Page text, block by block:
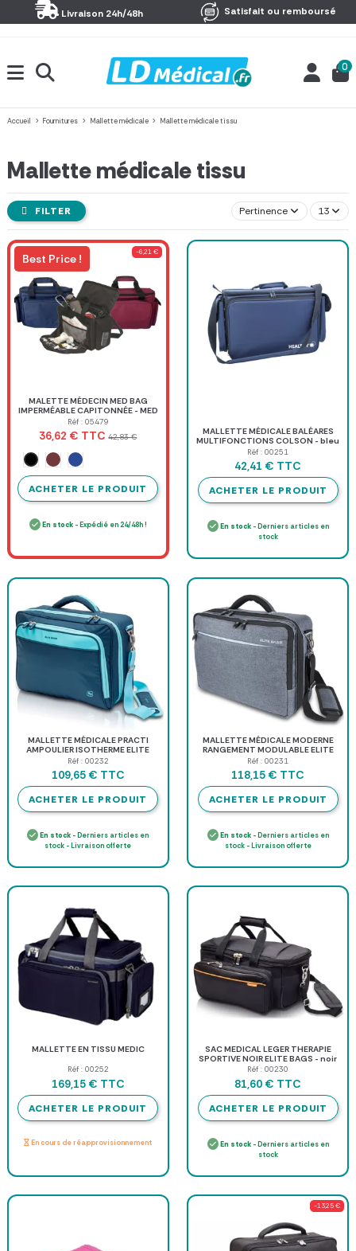
Livraison 24h/48h Satisfait ou remboursé
0
Accueil Fournitures Mallette médicale Mallette médicale tissu
Mallette médicale tissu
FILTER Pertinence 13
MALLETTE MÉDICALE BALÉARES
MULTIFONCTIONS COLSON - bleu
Réf : 00251
42,41 € TTC
ACHETER LE PRODUIT
En stock- Derniers articles en
stock
MALLETTE MÉDICALE PRACTI
AMPOULIER ISOTHERME ELITE
BAGS - bleu
Réf : 00232
109,65 € TTC
ACHETER LE PRODUIT
En stock - Derniers articles en
stock - Livraison offerte
MALLETTE MÉDICALE MODERNE
RANGEMENT MODULABLE ELITE
BAGS - gris/bleu
Réf : 00231
118,15 € TTC
ACHETER LE PRODUIT
En stock- Derniers articles en
stock - Livraison offerte
MALLETTE EN TISSU MEDIC
Réf : 00252
169,15 € TTC
ACHETER LE PRODUIT
En cours de réapprovisionnement
SAC MEDICAL LEGER THERAPIE
SPORTIVE NOIR ELITE BAGS - noir
19,95 l
Réf : 00230
81,60 € TTC
ACHETER LE PRODUIT
En stock- Derniers articles en
stock
Best Price ! -6,21 €
MALETTE MÉDECIN MED BAG
IMPERMÉABLE CAPITONNÉE - MED
BAG
Réf : 05479
36,62 € TTC 42,83 €
Noir Bordeaux
Bleu
ACHETER LE PRODUIT
En stock- Expédié en 24/48h !
-13,25 €
Panneau de gestion des cookies